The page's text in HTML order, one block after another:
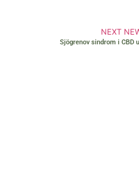
NEXT
Sjögrenov sindrom i CBD